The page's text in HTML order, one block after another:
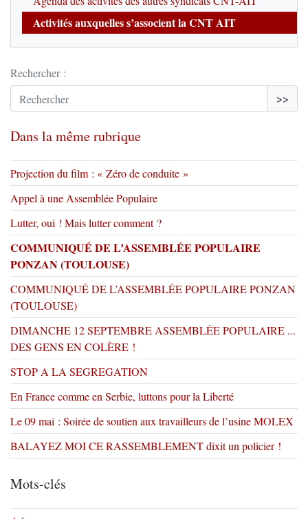
Activités auxquelles s’associent la CNT AIT
Rechercher :
>>
Dans la même rubrique
Projection du film : « Zéro de conduite »
Appel à une Assemblée Populaire
Lutter, oui ! Mais lutter comment ?
COMMUNIQUÉ DE L’ASSEMBLÉE POPULAIRE
PONZAN (TOULOUSE)
COMMUNIQUÉ DE L’ASSEMBLÉE POPULAIRE PONZAN
(TOULOUSE)
DIMANCHE 12 SEPTEMBRE ASSEMBLÉE POPULAIRE ...
DES GENS EN COLÈRE !
STOP A LA SEGREGATION
En France comme en Serbie, luttons pour la Liberté
Le 09 mai : Soirée de soutien aux travailleurs de l’usine MOLEX
BALAYEZ MOI CE RASSEMBLEMENT dixit un policier !
Mots-clés